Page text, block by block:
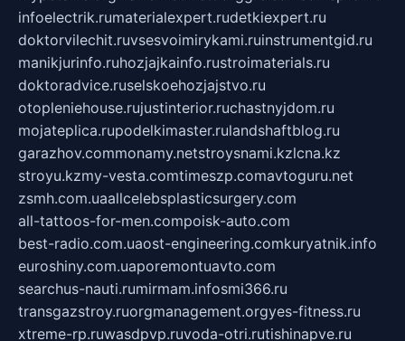
infoelectrik.rumaterialexpert.rudetkiexpert.ru
doktorvilechit.ruvsesvoimirykami.ruinstrumentgid.ru
manikjurinfo.ruhozjajkainfo.rustroimaterials.ru
doktoradvice.ruselskoehozjajstvo.ru
otopleniehouse.rujustinterior.ruchastnyjdom.ru
mojateplica.rupodelkimaster.rulandshaftblog.ru
garazhov.commonamy.netstroysnami.kzlcna.kz
stroyu.kzmy-vesta.comtimeszp.comavtoguru.net
zsmh.com.uaallcelebsplasticsurgery.com
all-tattoos-for-men.compoisk-auto.com
best-radio.com.uaost-engineering.comkuryatnik.info
euroshiny.com.uaporemontuavto.com
searchus-nauti.rumirmam.infosmi366.ru
transgazstroy.ruorgmanagement.orgyes-fitness.ru
xtreme-rp.ruwasdpvp.ruvoda-otri.rutishinapve.ru